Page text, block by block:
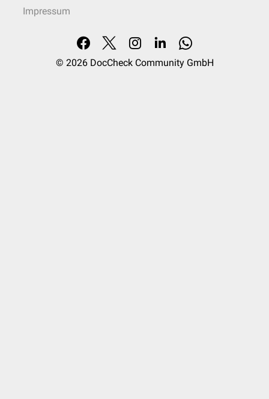
Impressum
© 2026 DocCheck Community GmbH